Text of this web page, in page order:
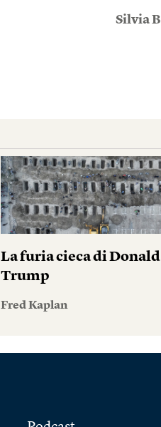
Silvia
La furia cieca di Donald
Trump
Fred Kaplan